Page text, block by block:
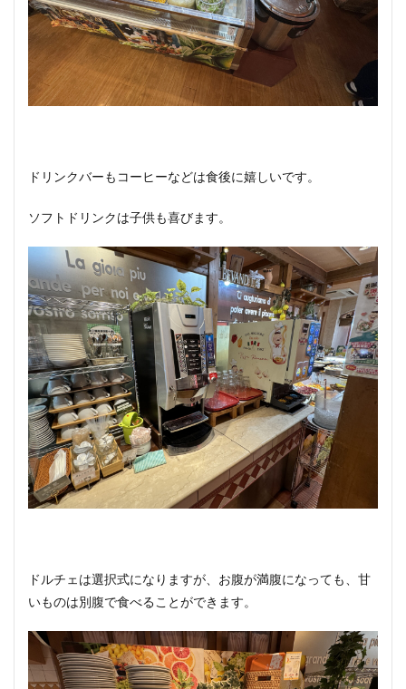
ドリンクバーもコーヒーなどは食後に嬉しいです。
ソフトドリンクは子供も喜びます。
ドルチェは選択式になりますが、お腹が満腹になっても、甘
いものは別腹で食べることができます。